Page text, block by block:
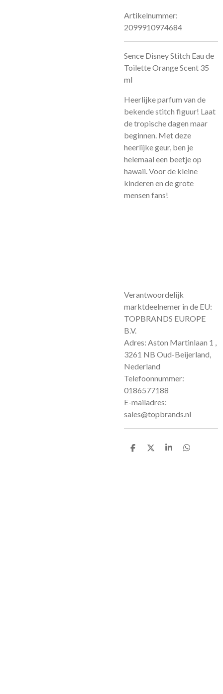
Artikelnummer:
2099910974684
Sence Disney Stitch Eau de
Toilette Orange Scent 35
ml
Heerlijke parfum van de
bekende stitch figuur! Laat
de tropische dagen maar
beginnen. Met deze
heerlijke geur, ben je
helemaal een beetje op
hawaii. Voor de kleine
kinderen en de grote
mensen fans!
Verantwoordelijk
marktdeelnemer in de EU:
TOPBRANDS EUROPE
B.V.
Adres: Aston Martinlaan 1 ,
3261 NB Oud-Beijerland,
Nederland
Telefoonnummer:
0186577188
E-mailadres:
sales@topbrands.nl
D
D
S
D